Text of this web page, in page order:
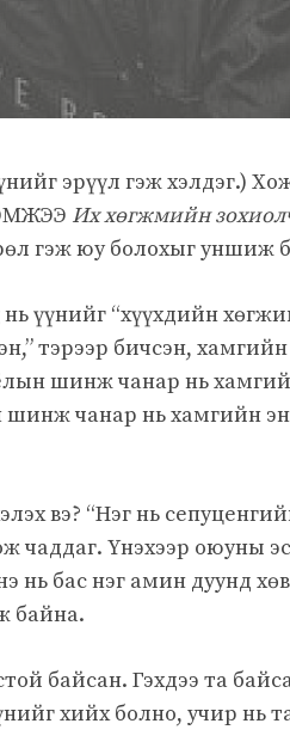
эрүүл гэж хэлдэг.)
Их хөгжмийн
гэж юу болохыг уншиж
үүнийг “хүүхдийн
тэрээр бичсэн,
шинж чанар нь
чанар нь хамгийн
вэ? “Нэг нь
чаддаг. Үнэхээр оюуны
бас нэг амин дуунд
байна.
байсан. Гэхдээ та
хийх болно, учир нь